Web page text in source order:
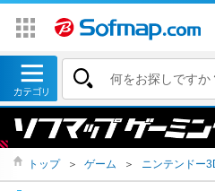
トップ ＞ ゲーム ＞ ニンテンドー